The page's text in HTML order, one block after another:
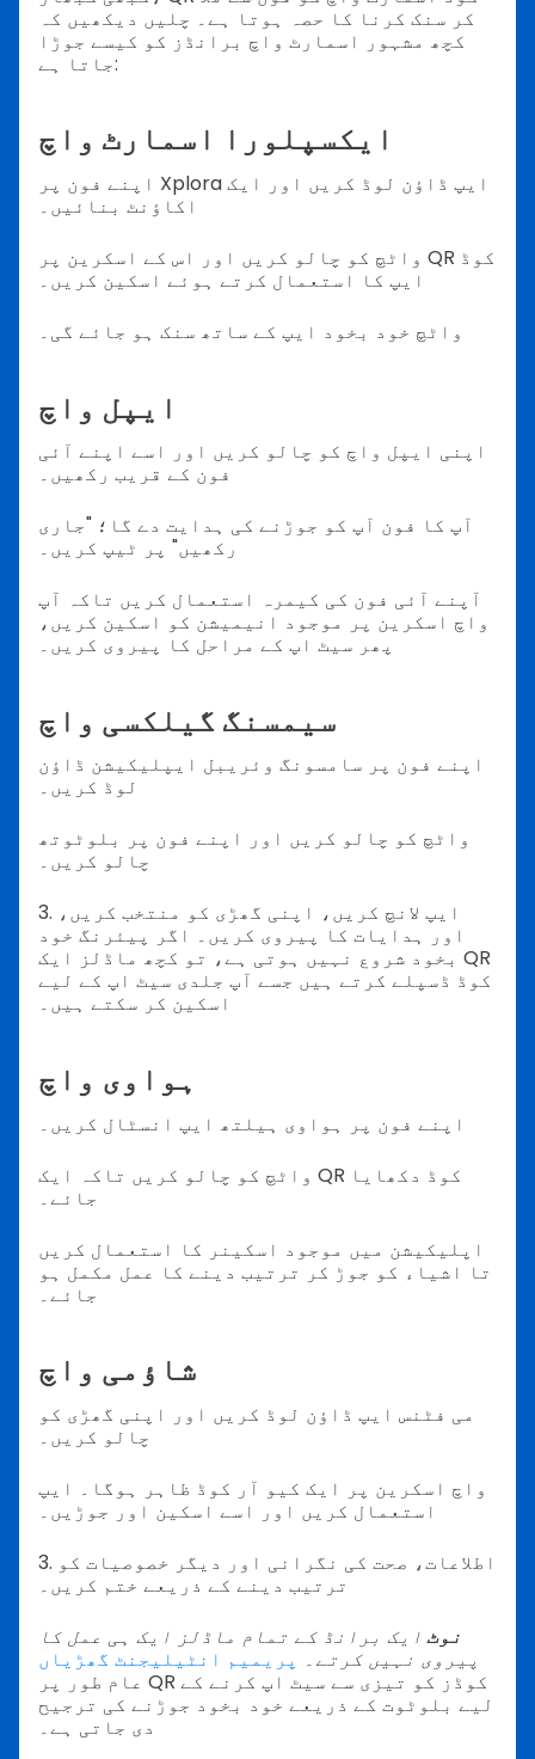
کر سنک کرنا کا حصہ ہوتا ہے۔ چلیں دیکھیں کہ
کچھ مشہور اسمارٹ واچ برانڈز کو کیسے جوڑا
جاتا ہے:
ایکسپلورا اسمارٹ واچ
اپنے فون پر Xplora ایپ ڈاؤن لوڈ کریں اور ایک
اکاؤنٹ بنائیں۔
واٹچ کو چالو کریں اور اس کے اسکرین پر QR کوڈ
ایپ کا استعمال کرتے ہوئے اسکین کریں۔
واٹچ خود بخود ایپ کے ساتھ سنک ہو جائے گی۔
ایپل واچ
اپنی ایپل واچ کو چالو کریں اور اسے اپنے آئی
فون کے قریب رکھیں۔
آپ کا فون آپ کو جوڑنے کی ہدایت دے گا؛ "جاری
رکھیں" پر ٹیپ کریں۔
آپنے آئی فون کی کیمرہ استعمال کریں تاکہ آپ
واچ اسکرین پر موجود انیمیشن کو اسکین کریں،
پھر سیٹ اپ کے مراحل کا پیروی کریں۔
سیمسنگ گیلکسی واچ
اپنے فون پر سامسونگ وئریبل ایپلیکیشن ڈاؤن
لوڈ کریں۔
واٹچ کو چالو کریں اور اپنے فون پر بلوٹوتھ
چالو کریں۔
3. ایپ لانچ کریں، اپنی گھڑی کو منتخب کریں،
اور ہدایات کا پیروی کریں۔ اگر پیئرنگ خود
بخود شروع نہیں ہوتی ہے، تو کچھ ماڈلز ایک QR
کوڈ ڈسپلے کرتے ہیں جسے آپ جلدی سیٹ اپ کے لیے
اسکین کر سکتے ہیں۔
ہواوی واچ
اپنے فون پر ہواوی ہیلتھ ایپ انسٹال کریں۔
واٹچ کو چالو کریں تاکہ ایک QR کوڈ دکھایا
جائے۔
اپلیکیشن میں موجود اسکینر کا استعمال کریں
تا اشیاء کو جوڑ کر ترتیب دینے کا عمل مکمل ہو
جائے۔
شاؤمی واچ
می فٹنس ایپ ڈاؤن لوڈ کریں اور اپنی گھڑی کو
چالو کریں۔
واچ اسکرین پر ایک کیو آر کوڈ ظاہر ہوگا۔ ایپ
استعمال کریں اور اسے اسکین اور جوڑیں۔
3. اطلاعات، صحت کی نگرانی اور دیگر خصوصیات کو
ترتیب دینے کے ذریعے ختم کریں۔
نوٹ ایک برانڈ کے تمام ماڈلز ایک ہی عمل کا
پیروی نہیں کرتے۔ پریمیم انٹیلیجنٹ گھڑیاں
عام طور پر QR کوڈز کو تیزی سے سیٹ اپ کرنے کے
لیے بلوٹوت کے ذریعے خود بخود جوڑنے کی ترجیح
دی جاتی ہے۔